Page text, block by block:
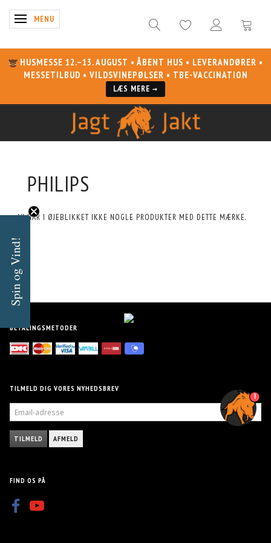
SKIFTE NAVIGATION
MENU
HUSMESSE 12.–13. AUGUST • ÅBENT HUS • LEVERANDØRER •
MESSETILBUD • VILDSVINEPØLSER • TBE-VACCINATION
LÆS MERE →
PHILIPS
VI HAR I ØJEBLIKKET IKKE NOGLE PRODUKTER MED DETTE MÆRKE.
BETALINGSMETODER
TILMELD DIG VORES NYHEDSBREV
ADRESSE
TILMELD AFMELD
FIND OS PÅ
1
Spin og Vind!